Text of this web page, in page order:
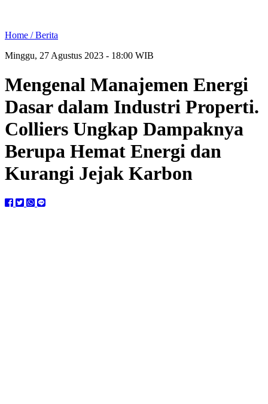
Home /Berita
Minggu, 27 Agustus 2023 - 18:00 WIB
Mengenal Manajemen Energi
Dasar dalam Industri Properti.
Colliers Ungkap Dampaknya
Berupa Hemat Energi dan
Kurangi Jejak Karbon